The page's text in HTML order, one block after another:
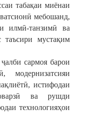
табақаи миёнаи
мебошанд,
илмӣ-танзимӣ ва
таъсири мустақим
сармоя барои
модернизатсияи
истифодаи
ва рушди
технологияҳои